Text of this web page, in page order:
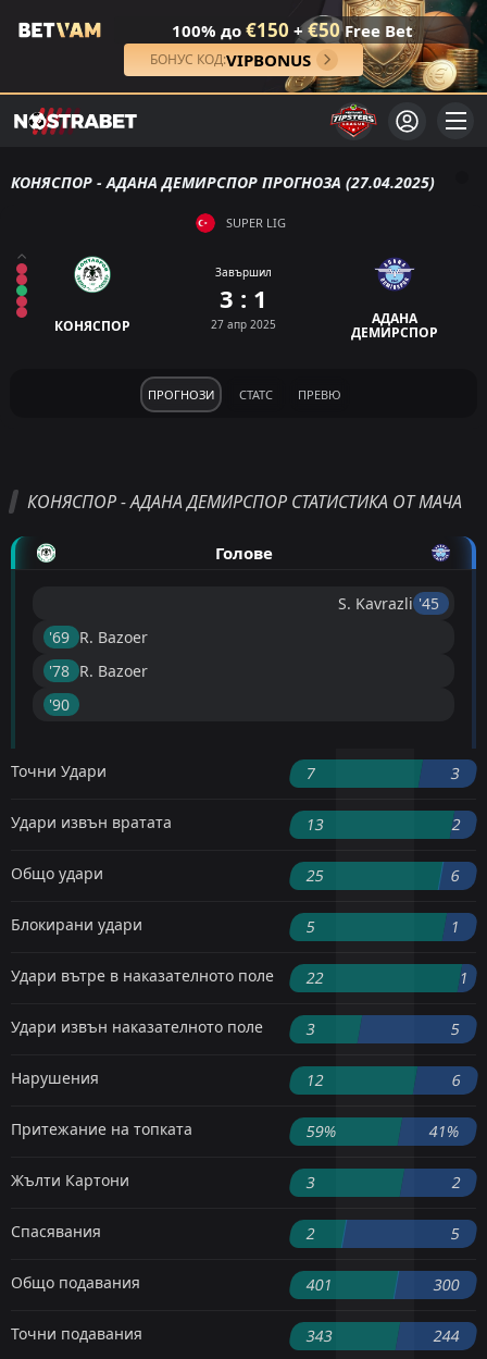
100% до €150 + €50Free Bet
БОНУС КОД:VIPBONUS
КОНЯСПОР - АДАНА ДЕМИРСПОР ПРОГНОЗА (27.04.2025)
SUPER LIG
КОНЯСПОР
Завършил
3 : 1
27 апр 2025 АДАНА
ДЕМИРСПОР
ПРОГНОЗИ СТАТС ПРЕВЮ
КОНЯСПОР - АДАНА ДЕМИРСПОР СТАТИСТИКА ОТ МАЧА
Голове
S. Kavrazli '45 ︎
'69 ︎ R. Bazoer
'78 ︎ R. Bazoer
'90 ︎
Точни Удари 7 3
Удари извън вратата 13 2
Общо удари 25 6
Блокирани удари 5 1
Удари вътре в наказателното поле 22 1
Удари извън наказателното поле 3 5
Нарушения 12 6
Притежание на топката 59% 41%
Жълти Картони 3 2
Спасявания 2 5
Общо подавания 401 300
Точни подавания 343 244